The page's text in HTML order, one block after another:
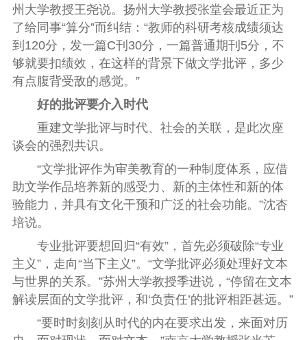
州大学教授王尧说。扬州大学教授张堂会最近正为
了给同事“算分”而纠结：“教师的科研考核成绩须达
到120分，发一篇C刊30分，一篇普通期刊5分，不
够就要扣绩效，在这样的背景下做文学批评，多少
有点腹背受敌的感觉。”
好的批评要介入时代
重建文学批评与时代、社会的关联，是此次座
谈会的强烈共识。
“文学批评作为审美教育的一种制度体系，应借
助文学作品培养新的感受力、新的主体性和新的体
验能力，并具有文化干预和广泛的社会功能。 ”沈杏
培说。
专业批评要想回归“有效”，首先必须破除“专业
主义”，走向“当下主义”。“文学批评必须处理好文本
与世界的关系。”苏州大学教授季进说，“停留在文本
解读层面的文学批评，和‘负责任’的批评相距甚远。”
“要时时刻刻从时代的内在要求出发，来面对历